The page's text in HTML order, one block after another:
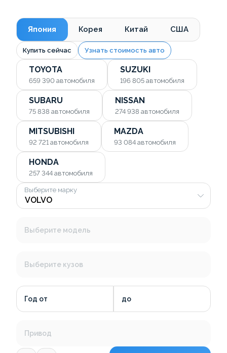
Япония Корея Китай США
Купить сейчас Узнать стоимость авто
TOYOTA
659 390 автомобиля
SUZUKI
196 805 автомобиля
SUBARU
75 838 автомобиля
NISSAN
274 938 автомобиля
MITSUBISHI
92 721 автомобиля
MAZDA
93 084 автомобиля
HONDA
257 344 автомобиля
Выберите марку
Выберите модель
Выберите кузов
Год от до
Привод